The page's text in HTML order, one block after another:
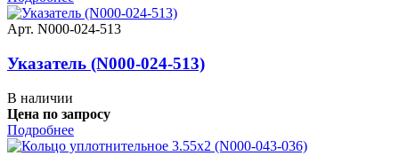
Арт. N000-024-513
Указатель (N000-024-513)
В наличии
Цена по запросу
Подробнее